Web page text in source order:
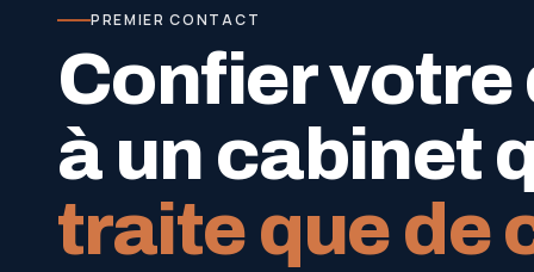
PREMIER CONTACT
Confier votre
à un cabinet
traite que de